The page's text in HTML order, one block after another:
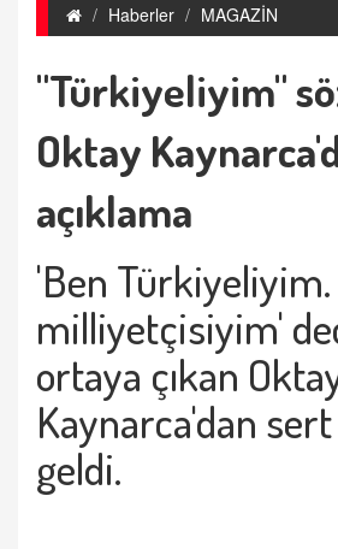
Haberler MAGAZİN
"Türkiyeliyim"
Oktay
açıklama
'Ben
milliyetçisiyim'
ortaya çıkan
Kaynarca'dan sert
geldi.